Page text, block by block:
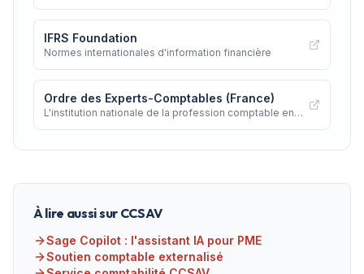
IFRS Foundation
Normes internationales d'information financière
Ordre des Experts-Comptables (France)
L'institution nationale de la profession comptable en
À lire aussi sur CCSAV
Sage Copilot : l'assistant IA pour PME
Soutien comptable externalisé